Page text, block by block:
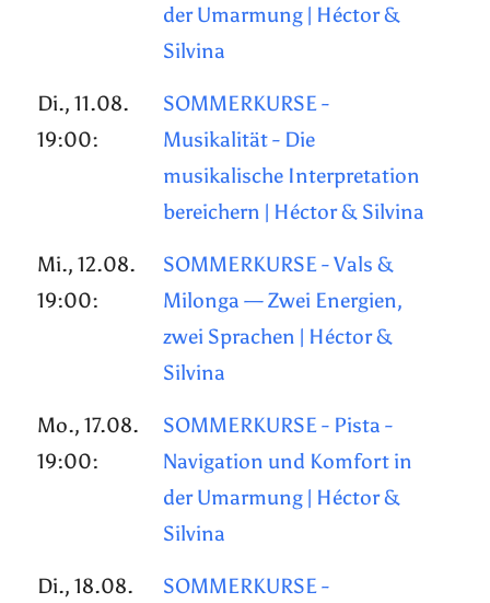
der Umarmung | Héctor &
Silvina
Di., 11.08.
19:00:
SOMMERKURSE -
Musikalität - Die
musikalische Interpretation
bereichern | Héctor & Silvina
Mi., 12.08.
19:00:
SOMMERKURSE - Vals &
Milonga — Zwei Energien,
zwei Sprachen | Héctor &
Silvina
Mo., 17.08.
19:00:
SOMMERKURSE - Pista -
Navigation und Komfort in
der Umarmung | Héctor &
Silvina
Di., 18.08.
SOMMERKURSE -